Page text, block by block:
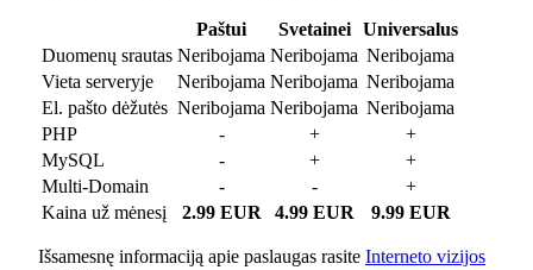
Paštui Svetainei
Universalus
Duomenų srautas Neribojama Neribojama Neribojama
Vieta serveryje
Neribojama Neribojama Neribojama
El. pašto dėžutės Neribojama Neribojama Neribojama
PHP
- +
+
MySQL
- +
+
Multi-Domain
- -
+
Kaina už mėnesį
2.99 EUR 4.99 EUR 9.99 EUR
Išsamesnę informaciją apie paslaugas rasite Interneto vizijos